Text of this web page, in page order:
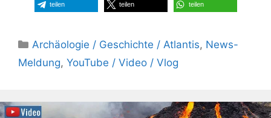
teilen teilen teilen
Kategorien
Archäologie / Geschichte / Atlantis, News-
Meldung, YouTube / Video / Vlog